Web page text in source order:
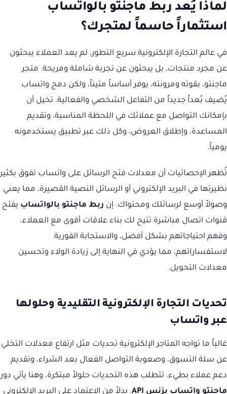
لماذا يُعد ربط ماجنتو بالواتساب
استثماراً حاسماً لمتجرك؟
في عالم التجارة الإلكترونية سريع التطور، لم يعد العملاء يبحثون
عن مجرد منتجات، بل يبحثون عن تجربة شاملة ومريحة. متجر
ماجنتو، بقوته ومرونته، يوفر أساساً متيناً، ولكن دمج واتساب
يُضيف بُعداً جديداً من التفاعل الشخصي والفعالية. تخيل أن
بإمكانك التواصل مع عملائك في اللحظة المناسبة، وتقديم
المساعدة، وإطلاق العروض، وكل ذلك عبر تطبيق يستخدمونه
يومياً.
تُظهر الإحصائيات أن معدلات فتح الرسائل على واتساب تفوق بكثير
نظيرتها في البريد الإلكتروني أو الرسائل النصية القصيرة، مما يعني
وصولاً أوسع لرسائلك ومحتواك. إن ربط ماجنتو بالواتساب يفتح
قنوات اتصال مباشرة تتيح لك بناء علاقات أقوى مع العملاء،
وفهم احتياجاتهم بشكل أفضل، والاستجابة الفورية
لاستفساراتهم، مما يؤدي في النهاية إلى زيادة الولاء وتحسين
معدلات التحويل.
تحديات التجارة الإلكترونية التقليدية وحلولها
عبر واتساب
غالباً ما تواجه المتاجر الإلكترونية تحديات مثل ارتفاع معدلات التخلي
عن سلة التسوق، وصعوبة التواصل الفعال بعد الشراء، وتقديم
دعم عملاء بطيء. تتطلب هذه التحديات حلولاً مبتكرة، وهنا يأتي دور
ماجنتو واتساب بزنس API
. بدلاً من الاعتماد على البريد الإلكتروني